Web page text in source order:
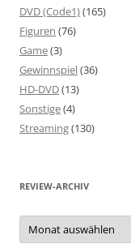
DVD (Code1)(165)
Figuren (76)
Game(3)
Gewinnspiel(36)
HD-DVD(13)
Sonstige(4)
Streaming(130)
REVIEW-ARCHIV
Review-
Archiv